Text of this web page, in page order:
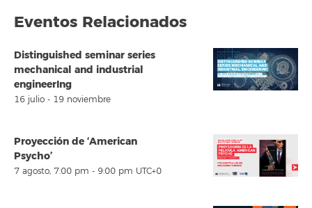
Eventos Relacionados
Distinguished seminar series
mechanical and industrial
engineerIng
16 julio - 19 noviembre
Proyección de ‘American
Psycho’
7 agosto, 7:00 pm - 9:00 pm UTC+0